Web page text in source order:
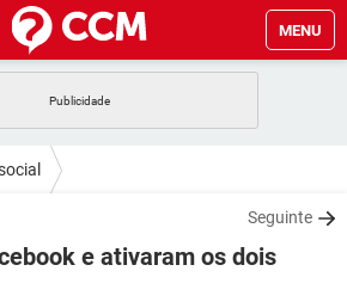
MENU
GMAIL
WHATSAPP
Seguinte
e ativaram os dois